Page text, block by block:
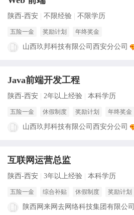
陕西-西安 不限经验 不限学历
五险一金 奖励计划 年终奖金
山西玖邦科技有限公司西安分公司
Java前端开发工程
陕西-西安 2年以上经验 本科学历
五险一金 休假制度 奖励计划 年终奖金
山西玖邦科技有限公司西安分公司
互联网运营总监
陕西-西安 3年以上经验 本科学历
五险一金 综合补贴 休假制度 奖励计划
陕西网来网去网络科技集团有限公司